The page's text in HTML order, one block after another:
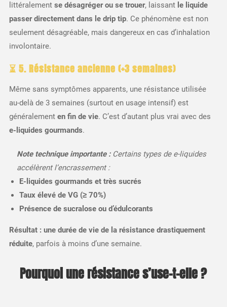
littéralement se désagréger ou se trouer, laissant le liquide
passer directement dans le drip tip. Ce phénomène est non
seulement désagréable, mais dangereux en cas d’inhalation
involontaire.
⏳ 5. Résistance ancienne (+3 semaines)
Même sans symptômes apparents, une résistance utilisée
au-delà de 3 semaines (surtout en usage intensif) est
généralement en fin de vie. C’est d’autant plus vrai avec des
e-liquides gourmands.
Note technique importante :Certains types de e-liquides
accélèrent l’encrassement :
E-liquides gourmands et très sucrés
Taux élevé de VG (≥ 70%)
Présence de sucralose ou d’édulcorants
Résultat : une durée de vie de la résistance drastiquement
réduite, parfois à moins d’une semaine.
Pourquoi une résistance s’use-t-elle ?